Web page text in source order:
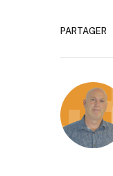
PARTAGER